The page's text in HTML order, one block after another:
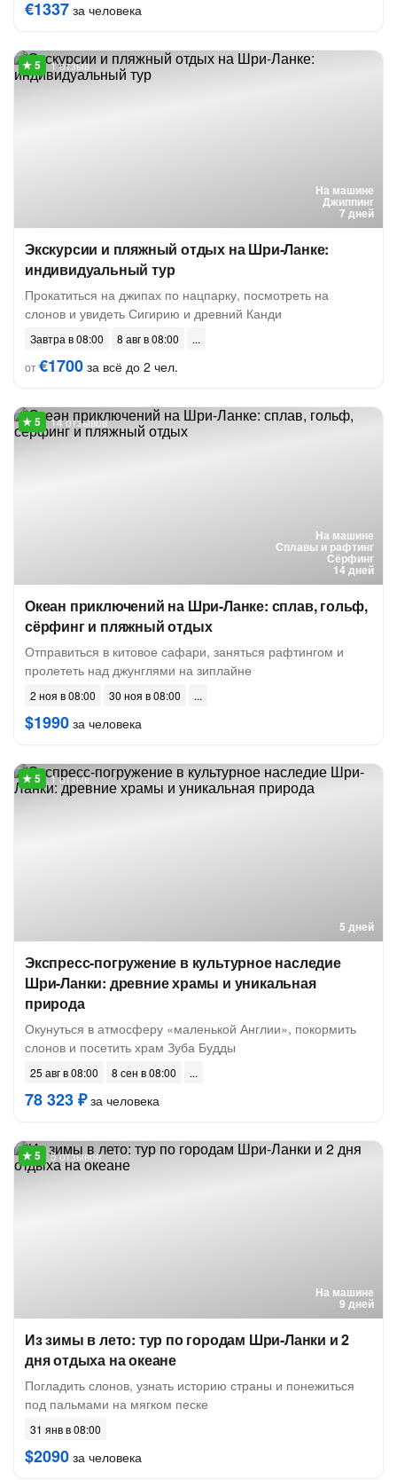
€1337 за человека
На машине
Джиппинг
7 дней
1 отзыв
Экскурсии и пляжный отдых на Шри-Ланке:
индивидуальный тур
Прокатиться на джипах по нацпарку, посмотреть на
слонов и увидеть Сигирию и древний Канди
Завтра в 08:00
8 авг в 08:00
от€1700 за всё до 2 чел.
На машине
Сплавы и рафтинг
Сёрфинг
14 дней
14 отзывов
Океан приключений на Шри-Ланке: сплав, гольф,
сёрфинг и пляжный отдых
Отправиться в китовое сафари, заняться рафтингом и
пролететь над джунглями на зиплайне
2 ноя в 08:00 30 ноя в 08:00
$1990 за человека
5 дней
1 отзыв
Экспресс-погружение в культурное наследие
Шри-Ланки: древние храмы и уникальная
природа
Окунуться в атмосферу «маленькой Англии», покормить
слонов и посетить храм Зуба Будды
25 авг в 08:00 8 сен в 08:00
78 323 ₽за человека
На машине
9 дней
5 отзывов
Из зимы в лето: тур по городам Шри-Ланки и 2
дня отдыха на океане
Погладить слонов, узнать историю страны и понежиться
под пальмами на мягком песке
31 янв в 08:00
$2090 за человека